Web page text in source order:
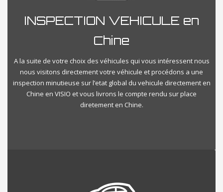
INSPECTION VEHICULE en
Chine
A la suite de votre choix des véhicules qui vous intéressent nous
nous visitons directement votre véhicule et procédons a une
inspection minutieuse sur l’etat global du vehicule directement en
Chine en VISIO et vous livrons le compte rendu sur place
diretement en Chine.